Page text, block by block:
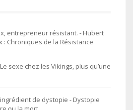
entrepreneur résistant. - Hubert
: Chroniques de la Résistance
Le sexe chez les Vikings, plus qu’une
de dystopie - Dystopie